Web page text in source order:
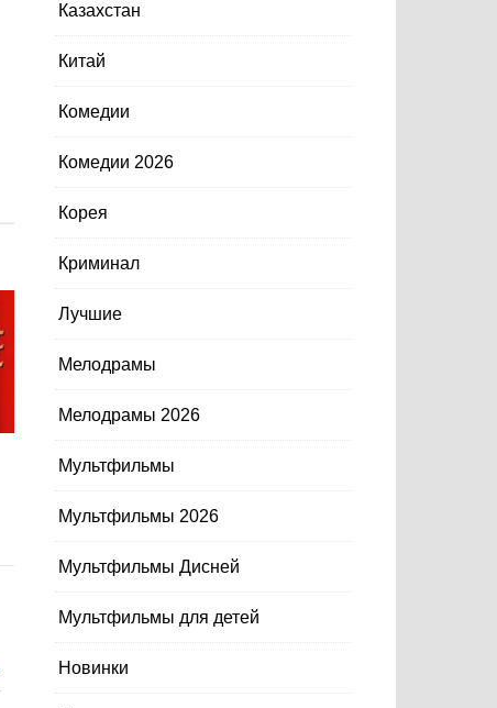
Казахстан
Китай
Комедии
Комедии 2026
Корея
Криминал
Лучшие
Мелодрамы
Мелодрамы 2026
Мультфильмы
Мультфильмы 2026
Мультфильмы Дисней
Мультфильмы для детей
Новинки